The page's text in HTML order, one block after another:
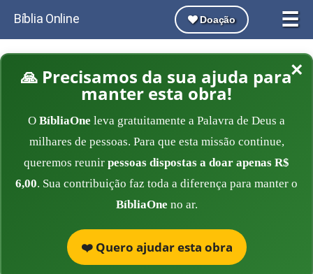
☰
Bíblia Online Doação
×
🙏 Precisamos da sua ajuda para
manter esta obra!
O BíbliaOne leva gratuitamente a Palavra de Deus a
milhares de pessoas. Para que esta missão continue,
queremos reunir pessoas dispostas a doar apenas R$
6,00. Sua contribuição faz toda a diferença para manter o
BíbliaOne no ar.
❤️ Quero ajudar esta obra